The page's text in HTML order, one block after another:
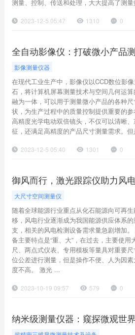
测量、控制、传送和处理，大大提高了测
2023-12-5 05:47 1310 0
全自动影像仪：打破微小产品
影像测量仪器
在现代工业生产中，影像仪以CCD数位影
石，将计算机屏幕测量技术与空间几何运算
融为一体，可以用于测量微小产品的各种
状，为生产过程中的质量控制提供重要的
高精度光学电动双倍镜头，不仅可以清晰
征，还满足高精度的产品尺寸测量需求。
2023-12-5 05:40 1301 0
御风而行，激光跟踪仪助力风
大尺寸空间测量仪
随着全球能源行业重点从化石能源向可再
移，风电行业逐渐成为我国能源供应体系的
支，相关的风电检测设备需求量急剧增加
备主要特点是“重、大”，在过去，主要使用
尺、两点式仪表、专用模板等量具对重要
位公差进行测量，但是操作不便、人为因
度不高。 激光 ...
2023-10-19 09:57 579 0
纳米级测量仪器：窥探微观世